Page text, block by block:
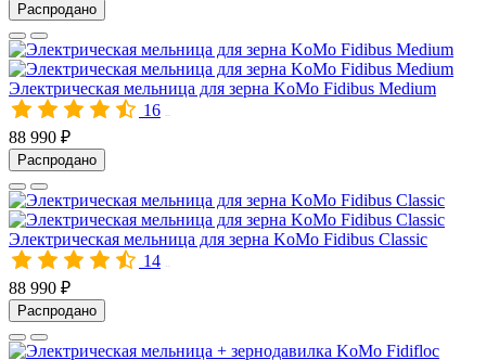
Распродано
Электрическая мельница для зерна KoMo Fidibus Medium
16
88 990 ₽
Распродано
Электрическая мельница для зерна KoMo Fidibus Classic
14
88 990 ₽
Распродано